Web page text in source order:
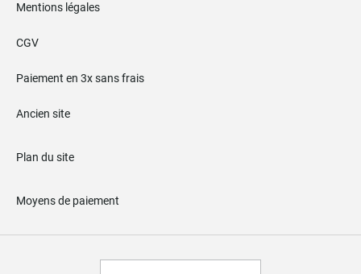
Mentions légales
CGV
Paiement en 3x sans frais
Ancien site
Plan du site
Moyens de paiement